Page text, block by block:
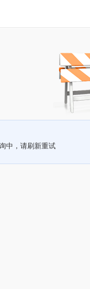
中，请刷新重试